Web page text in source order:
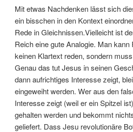
Mit etwas Nachdenken lässt sich
ein bisschen in den Kontext
Rede in Gleichnissen.Vielleicht ist
Reich eine gute Analogie. Man kann
keinen Klartext reden, sondern
Genau das tut Jesus in seinen
dann aufrichtiges Interesse zeigt,
eingeweiht werden. Wer aus den
Interesse zeigt (weil er ein Spitzel
gehalten werden und bekommt
geliefert. Dass Jesu revolutionäre